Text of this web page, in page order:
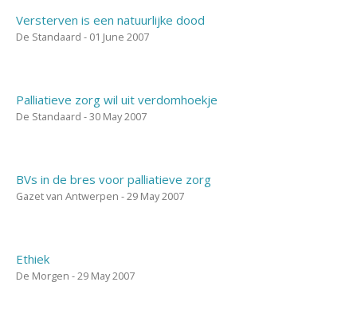
Versterven is een natuurlijke dood
De Standaard - 01 June 2007
Palliatieve zorg wil uit verdomhoekje
De Standaard - 30 May 2007
BVs in de bres voor palliatieve zorg
Gazet van Antwerpen - 29 May 2007
Ethiek
De Morgen - 29 May 2007